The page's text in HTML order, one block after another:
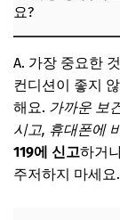
요?
A. 가장 중요한
컨디션이 좋지
해요. 가까운 보
시고, 휴대폰에
119에 신고하거
주저하지 마세요.